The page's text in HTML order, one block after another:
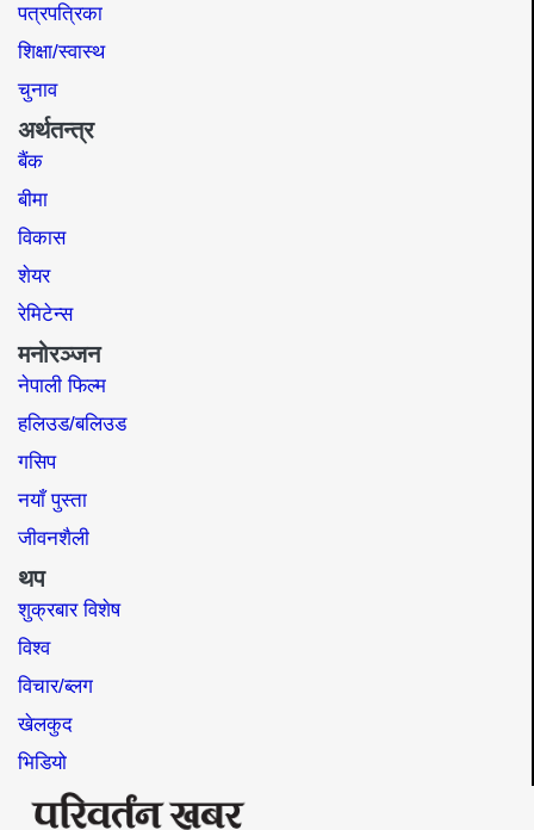
पत्रपत्रिका
शिक्षा/स्वास्थ
चुनाव
अर्थतन्त्र
बैंक
बीमा
विकास
शेयर
रेमिटेन्स
मनोरञ्जन
नेपाली फिल्म
हलिउड/बलिउड
गसिप
नयाँ पुस्ता
जीवनशैली
थप
शुक्रबार विशेष
विश्व
विचार/ब्लग
खेलकुद
भिडियो